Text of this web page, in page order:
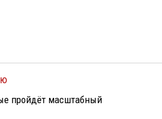
пройдёт масштабный